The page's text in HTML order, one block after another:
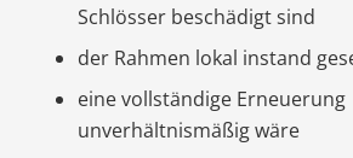
Schlösser beschädigt sind
der Rahmen lokal instand
eine vollständige Erneuerung
unverhältnismäßig wäre